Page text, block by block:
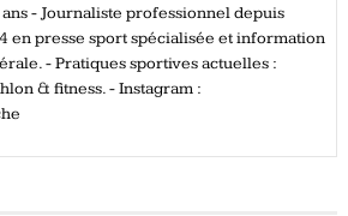
ans - Journaliste professionnel depuis
en presse sport spécialisée et information
- Pratiques sportives actuelles :
& fitness. - Instagram :